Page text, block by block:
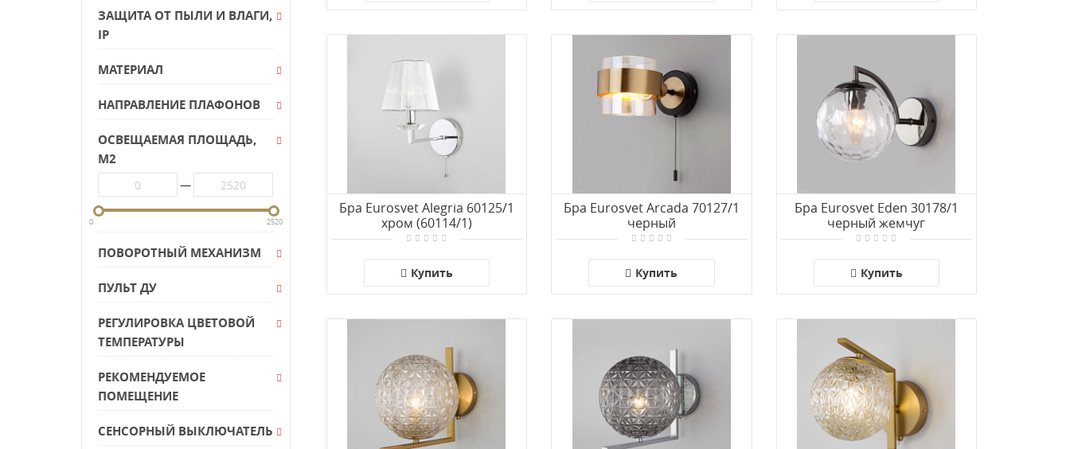
Kanlux
L'Arte Luce
Lampatron
Lightstar
LOFT IT
LUCIA TUCCI
Luminex
LUMION
Lussole
Lussole Lgo
Lussole Loft
Lumina Deco
MANTRA
MarkSlojd
Maytoni
ЗАЩИТА ОТ ПЫЛИ И ВЛАГИ,
IP
МАТЕРИАЛ
НАПРАВЛЕНИЕ ПЛАФОНОВ
ОСВЕЩАЕМАЯ ПЛОЩАДЬ,
М2
—
0 2520
ПОВОРОТНЫЙ МЕХАНИЗМ
ПУЛЬТ ДУ
РЕГУЛИРОВКА ЦВЕТОВОЙ
ТЕМПЕРАТУРЫ
РЕКОМЕНДУЕМОЕ
ПОМЕЩЕНИЕ
СЕНСОРНЫЙ ВЫКЛЮЧАТЕЛЬ
Бра Eurosvet Alegria 60125/1
хром (60114/1)
Купить
Бра Eurosvet Arcada 70127/1
черный
Купить
Бра Eurosvet Eden 30178/1
черный жемчуг
Купить